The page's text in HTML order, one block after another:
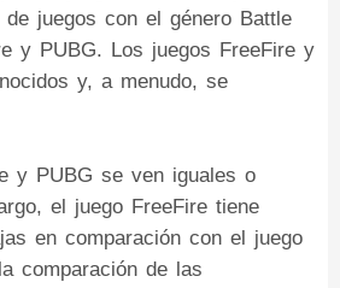
juegos con el género Battle
y PUBG. Los juegos FreeFire y
y, a menudo, se
y PUBG se ven iguales o
el juego FreeFire tiene
en comparación con el juego
comparación de las